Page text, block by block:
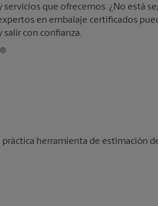
los Servicios de Envío y Embalaje
Tarjetas
Todos los
que ofrecemos. ¿No está
en embalaje certificados
salir con confianza.
®
herramienta de estimación